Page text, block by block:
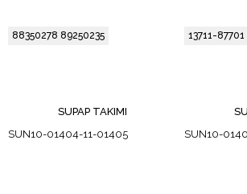
SUPAP TAKIMI
SUN10-01404-11-01405
88350278 89250235
SUN10-
13711-87701